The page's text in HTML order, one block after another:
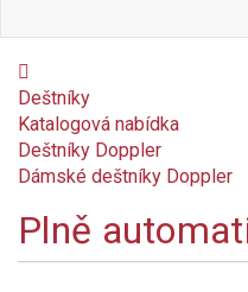
Deštníky
Katalogová nabídka
Deštníky Doppler
Dámské deštníky Doppler
Plně